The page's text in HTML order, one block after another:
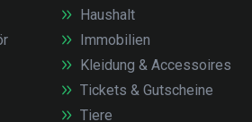
Haushalt
Immobilien
Kleidung & Accessoires
Tickets & Gutscheine
Tiere